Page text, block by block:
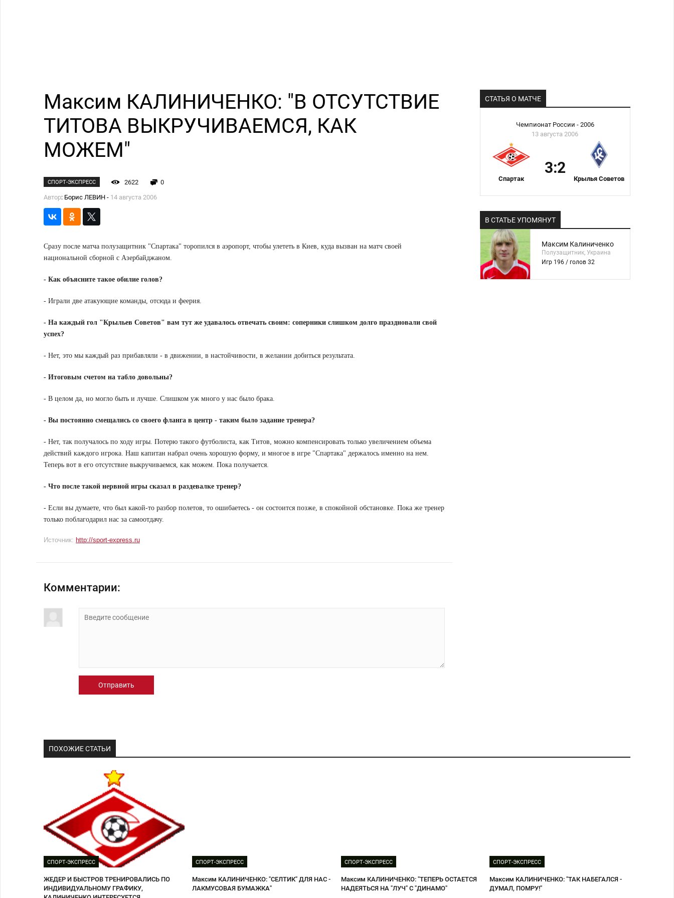
Максим КАЛИНИЧЕНКО: "В ОТСУТСТВИЕ
ТИТОВА ВЫКРУЧИВАЕМСЯ, КАК
МОЖЕМ"
СПОРТ-ЭКСПРЕСС 2622
0
Автор: Борис ЛЕВИН - 14 августа 2006
Сразу после матча полузащитник "Спартака" торопился в аэропорт, чтобы улететь в Киев, куда вызван на матч своей
национальной сборной с Азербайджаном.
- Как объясните такое обилие голов?
- Играли две атакующие команды, отсюда и феерия.
- На каждый гол "Крыльев Советов" вам тут же удавалось отвечать своим: соперники слишком долго праздновали свой
успех?
- Нет, это мы каждый раз прибавляли - в движении, в настойчивости, в желании добиться результата.
- Итоговым счетом на табло довольны?
- В целом да, но могло быть и лучше. Слишком уж много у нас было брака.
- Вы постоянно смещались со своего фланга в центр - таким было задание тренера?
- Нет, так получалось по ходу игры. Потерю такого футболиста, как Титов, можно компенсировать только увеличением объема
действий каждого игрока. Наш капитан набрал очень хорошую форму, и многое в игре "Спартака" держалось именно на нем.
Теперь вот в его отсутствие выкручиваемся, как можем. Пока получается.
- Что после такой нервной игры сказал в раздевалке тренер?
- Если вы думаете, что был какой-то разбор полетов, то ошибаетесь - он состоится позже, в спокойной обстановке. Пока же тренер
только поблагодарил нас за самоотдачу.
Источник: http://sport-express.ru
Комментарии:
Отправить
СТАТЬЯ О МАТЧЕ
Чемпионат России - 2006
13 августа 2006
Спартак
3:2
Крылья Советов
В СТАТЬЕ УПОМЯНУТ
Максим Калиниченко
Полузащитник, Украина
Игр 196 / голов 32
ПОХОЖИЕ СТАТЬИ
СПОРТ-ЭКСПРЕСС
ЖЕДЕР И БЫСТРОВ ТРЕНИРОВАЛИСЬ ПО
ИНДИВИДУАЛЬНОМУ ГРАФИКУ,
СПОРТ-ЭКСПРЕСС
Максим КАЛИНИЧЕНКО: "СЕЛТИК" ДЛЯ НАС -
ЛАКМУСОВАЯ БУМАЖКА"
СПОРТ-ЭКСПРЕСС
Максим КАЛИНИЧЕНКО: "ТЕПЕРЬ ОСТАЕТСЯ
НАДЕЯТЬСЯ НА "ЛУЧ" С "ДИНАМО"
СПОРТ-ЭКСПРЕСС
Максим КАЛИНИЧЕНКО: "ТАК НАБЕГАЛСЯ -
ДУМАЛ, ПОМРУ!"